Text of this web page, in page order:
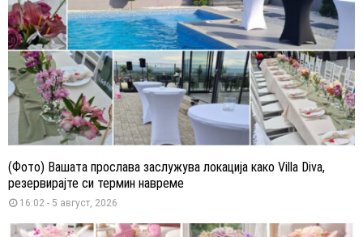
(Фото) Вашата прослава заслужува локација како Villa Diva,
резервирајте си термин навреме
16:02 - 5 август, 2026